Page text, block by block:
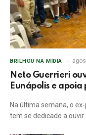
BRILHOU NA MÍDIA
Neto Guerrieri
Eunápolis e apoia
Na última semana, o
tem se dedicado a ouvir